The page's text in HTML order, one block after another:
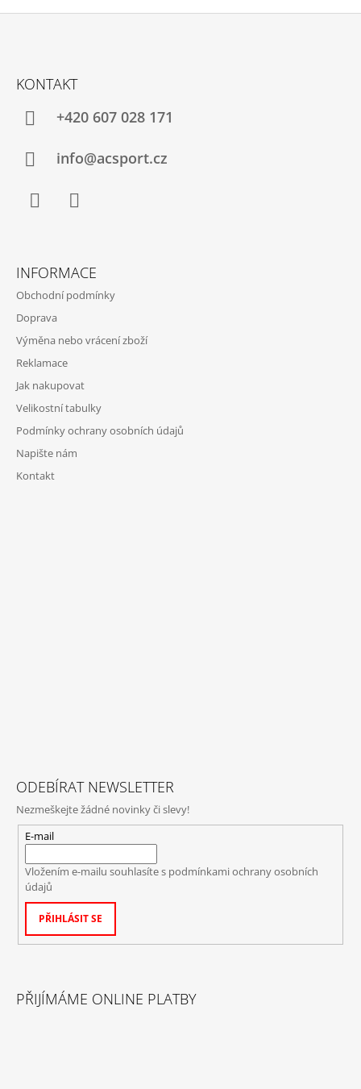
KONTAKT
+420 607 028 171
info@acsport.cz
INFORMACE
Obchodní podmínky
Doprava
Výměna nebo vrácení zboží
Reklamace
Jak nakupovat
Velikostní tabulky
Podmínky ochrany osobních údajů
Napište nám
Kontakt
ODEBÍRAT NEWSLETTER
Nezmeškejte žádné novinky či slevy!
E-mail
Vložením e-mailu souhlasíte s podmínkami ochrany osobních
údajů
PŘIHLÁSIT SE
PŘIJÍMÁME ONLINE PLATBY